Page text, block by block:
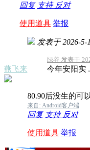
回复 支持 反对
使用道具 举报
燕飞来
发表于 2026-5-
绿谷 发表于
今年安阳实
80.90后没生的可
来自: Android客户端
回复 支持 反对
使用道具 举报